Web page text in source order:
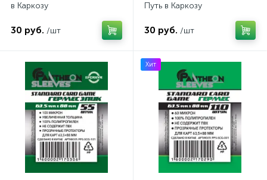
в Каркозу
30 руб. /шт
Путь в Каркозу
30 руб. /шт
Хит